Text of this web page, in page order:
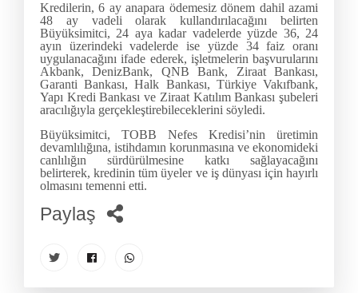
Kredilerin, 6 ay anapara ödemesiz dönem dahil azami
48 ay vadeli olarak kullandırılacağını belirten
Büyüksimitci, 24 aya kadar vadelerde yüzde 36, 24
ayın üzerindeki vadelerde ise yüzde 34 faiz oranı
uygulanacağını ifade ederek, işletmelerin başvurularını
Akbank, DenizBank, QNB Bank, Ziraat Bankası,
Garanti Bankası, Halk Bankası, Türkiye Vakıfbank,
Yapı Kredi Bankası ve Ziraat Katılım Bankası şubeleri
aracılığıyla gerçekleştirebileceklerini söyledi.
Büyüksimitci, TOBB Nefes Kredisi’nin üretimin
devamlılığına, istihdamın korunmasına ve ekonomideki
canlılığın sürdürülmesine katkı sağlayacağını
belirterek, kredinin tüm üyeler ve iş dünyası için hayırlı
olmasını temenni etti.
Paylaş